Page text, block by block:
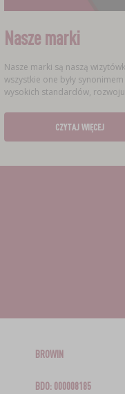
Nasze marki
Nasze marki są naszą
wszystkie one były
wysokich standardów,
CZYTAJ WIĘCEJ
BROWIN
BDO: 000008185